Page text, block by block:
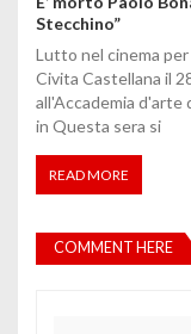
Stecchino”
Lutto nel cinema per
Civita Castellana il
all'Accademia d'arte
in Questa sera si
READ MORE
COMMENT HERE